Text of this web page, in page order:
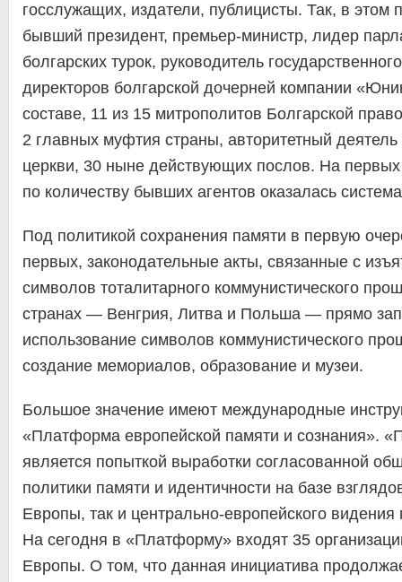
госслужащих, издатели, публицисты. Так, в этом
бывший президент, премьер-министр, лидер
болгарских турок, руководитель
директоров болгарской дочерней компании
составе, 11 из 15 митрополитов Болгарской
2 главных муфтия страны, авторитетный деятель
церкви, 30 ныне действующих послов. На первых
по количеству бывших агентов оказалась
Под политикой сохранения памяти в первую
первых, законодательные акты, связанные с
символов тоталитарного коммунистического
странах — Венгрия, Литва и Польша — прямо
использование символов коммунистического
создание мемориалов, образование и музеи.
Большое значение имеют международные
«Платформа европейской памяти и сознания».
является попыткой выработки согласованной
политики памяти и идентичности на базе
Европы, так и центрально-европейского видения
На сегодня в «Платформу» входят 35
Европы. О том, что данная инициатива